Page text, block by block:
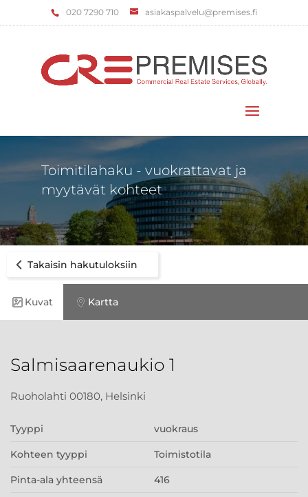
‌020 7290 710 asiakaspalvelu@premises.fi
Toimitilahaku - vuokrattavat ja
myytävät kohteet
Takaisin hakutuloksiin
Kuvat Kartta
Salmisaarenaukio 1
Ruoholahti 00180, Helsinki
Tyyppi vuokraus
Kohteen tyyppi Toimistotila
Pinta-ala yhteensä 416